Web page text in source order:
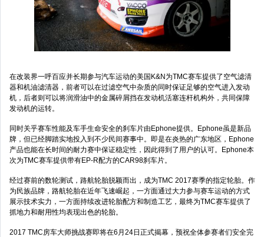
在改装界一呼百应并长期参与汽车运动的美国K&N为TMC赛车提供了空气滤清
器和机油滤清器，前者可以在过滤空气中杂质的同时保证足够的空气进入发动
机，后者则可以将润滑油中的金属碎屑挡在发动机活塞连杆机构外，共同保障
发动机的运转。
同时关乎赛车性能及车手生命安全的刹车片由Ephone提供。Ephone虽是新品
牌，但已经脚踏实地投入到不少民间赛事中。即是在炎热的广东地区，Ephone
产品也能在长时间的耐力赛中保证稳定性，因此得到了用户的认可。Ephone本
次为TMC赛车提供带有EP-R配方的CAR98刹车片。
经过赛前的数轮测试，路航轮胎脱颖而出，成为TMC 2017赛季的指定轮胎。作
为民族品牌，路航轮胎在近年飞速崛起，一方面通过大力参与赛车运动的方式
展示技术实力，一方面持续改进轮胎配方和制造工艺，最终为TMC赛车提供了
抓地力和耐用性均表现出色的轮胎。
2017 TMC房车大师挑战赛即将在6月24日正式揭幕，预祝全体参赛者们安全完